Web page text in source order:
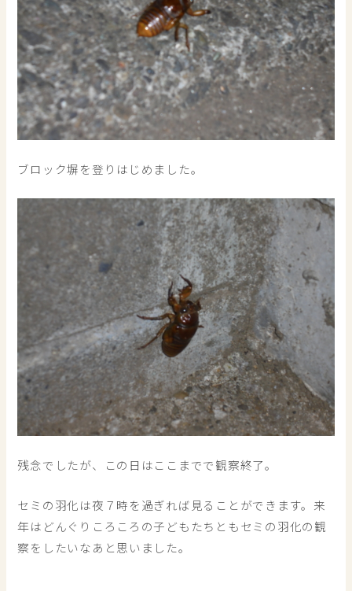
ブロック塀を登りはじめました。
残念でしたが、この日はここまでで観察終了。
セミの羽化は夜７時を過ぎれば見ることができます。来
年はどんぐりころころの子どもたちともセミの羽化の観
察をしたいなあと思いました。